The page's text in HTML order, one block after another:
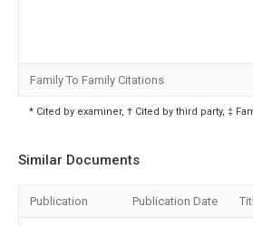
Family To Family Citations
* Cited by examiner, † Cited by third party, ‡
Similar Documents
Publication Publication Date